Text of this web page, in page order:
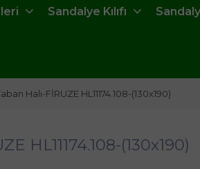
Sandalye Kılıfı
Halı-FİRUZE HL11174.108-(130x190)
HL11174.108-(130x190)